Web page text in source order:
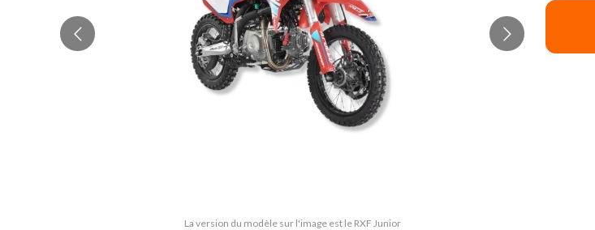
La version du modèle sur l'image est le RXF Junior